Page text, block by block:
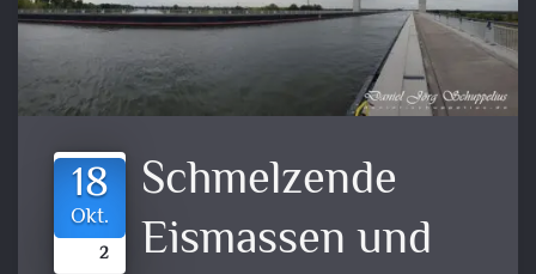
18
Okt.
2
Schmelzende
Eismassen und